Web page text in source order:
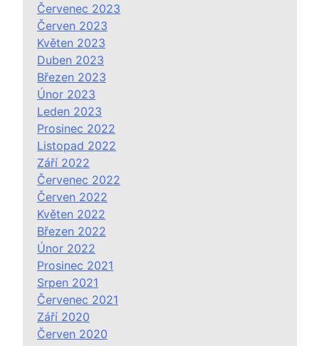
Červenec 2023
Červen 2023
Květen 2023
Duben 2023
Březen 2023
Únor 2023
Leden 2023
Prosinec 2022
Listopad 2022
Září 2022
Červenec 2022
Červen 2022
Květen 2022
Březen 2022
Únor 2022
Prosinec 2021
Srpen 2021
Červenec 2021
Září 2020
Červen 2020